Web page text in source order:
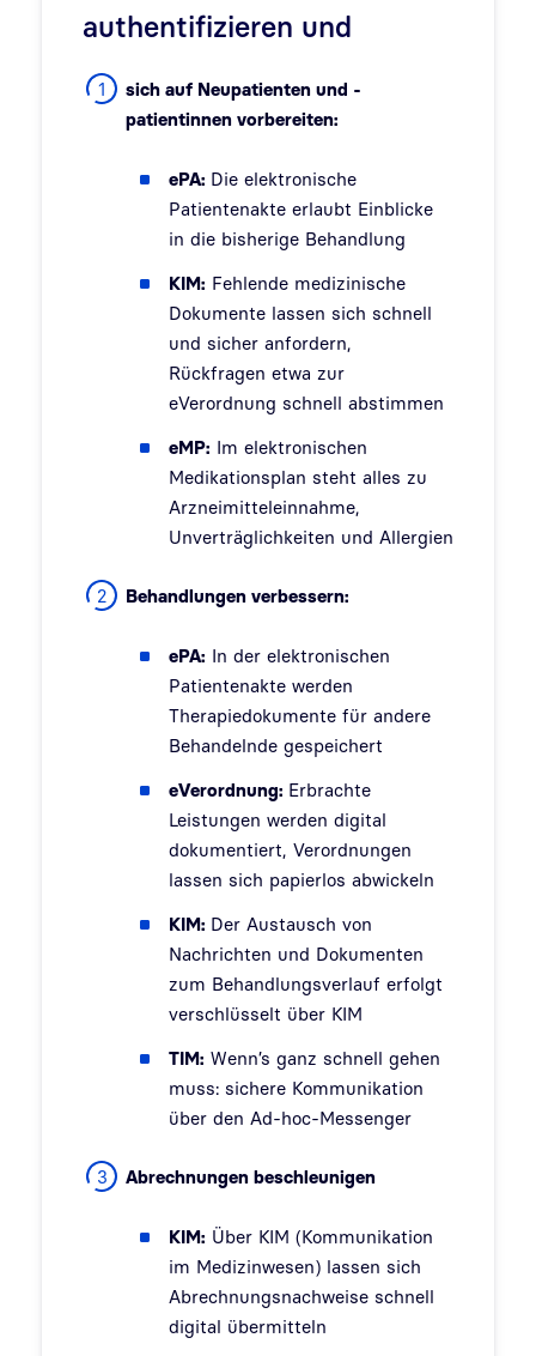
authentifizieren und
sich auf Neupatienten und -
patientinnen vorbereiten:
ePA: Die elektronische
Patientenakte erlaubt Einblicke
in die bisherige Behandlung
KIM: Fehlende medizinische
Dokumente lassen sich schnell
und sicher anfordern,
Rückfragen etwa zur
eVerordnung schnell abstimmen
eMP: Im elektronischen
Medikationsplan steht alles zu
Arzneimitteleinnahme,
Unverträglichkeiten und Allergien
Behandlungen verbessern:
ePA: In der elektronischen
Patientenakte werden
Therapiedokumente für andere
Behandelnde gespeichert
eVerordnung: Erbrachte
Leistungen werden digital
dokumentiert, Verordnungen
lassen sich papierlos abwickeln
KIM: Der Austausch von
Nachrichten und Dokumenten
zum Behandlungsverlauf erfolgt
verschlüsselt über KIM
TIM: Wenn’s ganz schnell gehen
muss: sichere Kommunikation
über den Ad-hoc-Messenger
Abrechnungen beschleunigen
KIM: Über KIM (Kommunikation
im Medizinwesen) lassen sich
Abrechnungsnachweise schnell
digital übermitteln